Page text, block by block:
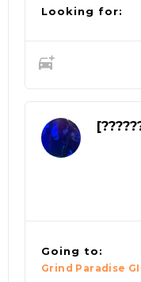
Looking for:
Going to:
Grind Paradise